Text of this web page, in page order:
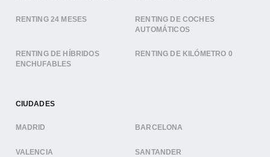
RENTING 24 MESES
RENTING DE COCHES
AUTOMÁTICOS
RENTING DE HÍBRIDOS
ENCHUFABLES
RENTING DE KILÓMETRO 0
CIUDADES
MADRID BARCELONA
VALENCIA SANTANDER